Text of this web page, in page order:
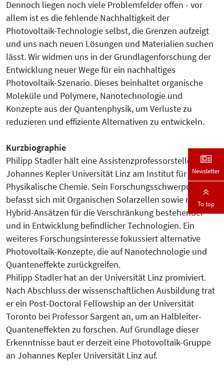
Dennoch liegen noch viele Problemfelder offen - vor
allem ist es die fehlende Nachhaltigkeit der
Photovoltaik-Technologie selbst, die Grenzen aufzeigt
und uns nach neuen Lösungen und Materialien suchen
lässt. Wir widmen uns in der Grundlagenforschung der
Entwicklung neuer Wege für ein nachhaltiges
Photovoltaik-Szenario. Dieses beinhaltet organische
Moleküle und Polymere, Nanotechnologie und
Konzepte aus der Quantenphysik, um Verluste zu
reduzieren und effiziente Alternativen zu entwickeln.
Kurzbiographie
Philipp Stadler hält eine Assistenzprofessorstelle an der
Johannes Kepler Universität Linz am Institut für
Physikalische Chemie. Sein Forschungsschwerpunkt
befasst sich mit Organischen Solarzellen sowie mit
Hybrid-Ansätzen für die Verschränkung bestehender
und in Entwicklung befindlicher Technologien. Ein
weiteres Forschungsinteresse fokussiert alternative
Photovoltaik-Konzepte, die auf Nanotechnologie und
Quanteneffekte zurückgreifen.
Philipp Stadler hat an der Universität Linz promiviert.
Nach Abschluss der wissenschaftlichen Ausbildung trat
er ein Post-Doctoral Fellowship an der Universität
Toronto bei Professor Sargent an, um an Halbleiter-
Quanteneffekten zu forschen. Auf Grundlage dieser
Erkenntnisse baut er derzeit eine Photovoltaik-Gruppe
an Johannes Kepler Universität Linz auf.
Newsletter
To top